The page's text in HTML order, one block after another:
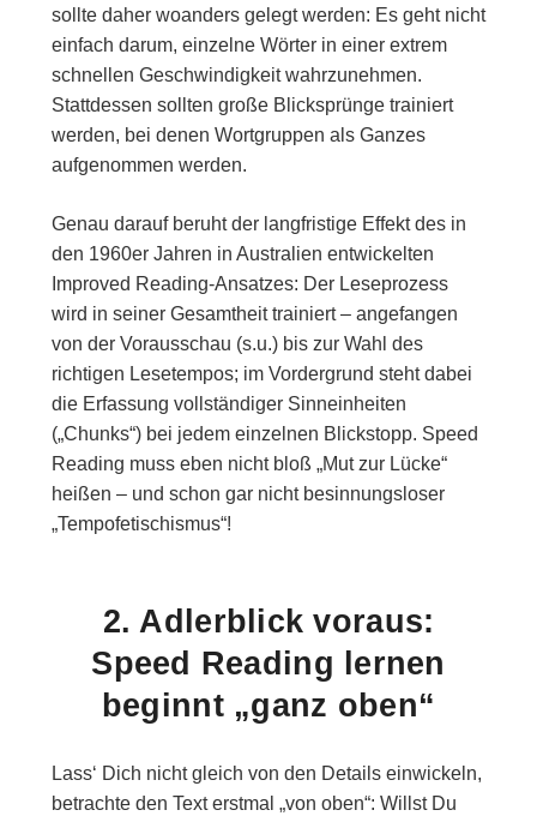
sollte daher woanders gelegt werden: Es geht nicht
einfach darum, einzelne Wörter in einer extrem
schnellen Geschwindigkeit wahrzunehmen.
Stattdessen sollten große Blicksprünge trainiert
werden, bei denen Wortgruppen als Ganzes
aufgenommen werden.
Genau darauf beruht der langfristige Effekt des in
den 1960er Jahren in Australien entwickelten
Improved Reading-Ansatzes: Der Leseprozess
wird in seiner Gesamtheit trainiert – angefangen
von der Vorausschau (s.u.) bis zur Wahl des
richtigen Lesetempos; im Vordergrund steht dabei
die Erfassung vollständiger Sinneinheiten
(„Chunks“) bei jedem einzelnen Blickstopp. Speed
Reading muss eben nicht bloß „Mut zur Lücke“
heißen – und schon gar nicht besinnungsloser
„Tempofetischismus“!
2. Adlerblick voraus:
Speed Reading lernen
beginnt „ganz oben“
Lass‘ Dich nicht gleich von den Details einwickeln,
betrachte den Text erstmal „von oben“: Willst Du